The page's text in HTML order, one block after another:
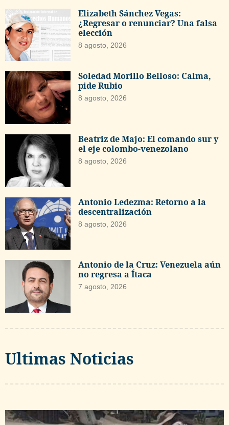
Elizabeth Sánchez Vegas:
¿Regresar o renunciar? Una falsa
elección
8 agosto, 2026
Soledad Morillo Belloso: Calma,
pide Rubio
8 agosto, 2026
Beatriz de Majo: El comando sur y
el eje colombo-venezolano
8 agosto, 2026
Antonio Ledezma: Retorno a la
descentralización
8 agosto, 2026
Antonio de la Cruz: Venezuela aún
no regresa a Ítaca
7 agosto, 2026
Ultimas Noticias